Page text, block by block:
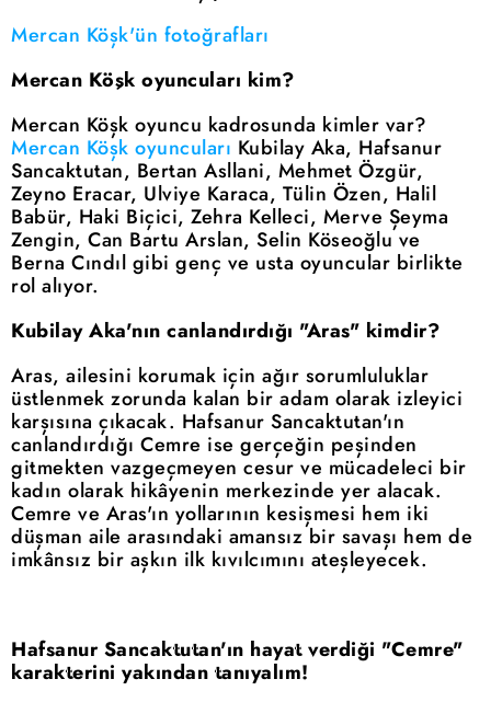
Mercan Köşk'ün fotoğrafları
Mercan Köşk oyuncuları kim?
Mercan Köşk oyuncu kadrosunda kimler var?
Mercan Köşk oyuncuları Kubilay Aka, Hafsanur
Sancaktutan, Bertan Asllani, Mehmet Özgür,
Zeyno Eracar, Ulviye Karaca, Tülin Özen, Halil
Babür, Haki Biçici, Zehra Kelleci, Merve Şeyma
Zengin, Can Bartu Arslan, Selin Köseoğlu ve
Berna Cındıl gibi genç ve usta oyuncular birlikte
rol alıyor.
Kubilay Aka'nın canlandırdığı "Aras" kimdir?
Aras, ailesini korumak için ağır sorumluluklar
üstlenmek zorunda kalan bir adam olarak izleyici
karşısına çıkacak. Hafsanur Sancaktutan'ın
canlandırdığı Cemre ise gerçeğin peşinden
gitmekten vazgeçmeyen cesur ve mücadeleci bir
kadın olarak hikâyenin merkezinde yer alacak.
Cemre ve Aras'ın yollarının kesişmesi hem iki
düşman aile arasındaki amansız bir savaşı hem de
imkânsız bir aşkın ilk kıvılcımını ateşleyecek.
Hafsanur Sancaktutan'ın hayat verdiği "Cemre"
karakterini yakından tanıyalım!